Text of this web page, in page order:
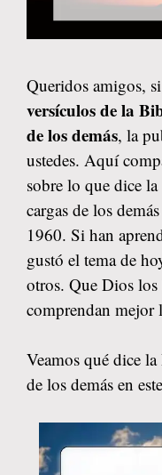
Queridos amigos,
versículos de la
de los demás, la
ustedes. Aquí
sobre lo que dice
cargas de los
1960. Si han
gustó el tema de
otros. Que Dios
comprendan mejor
Veamos qué dice
de los demás en